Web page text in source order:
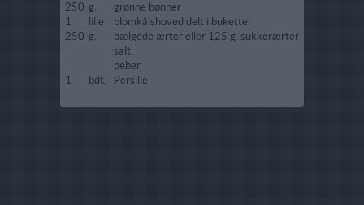
250 g.
grønne bønner
1
lille
blomkålshoved delt i buketter
250 g.
bælgede ærter eller 125 g. sukkerærter
salt
peber
1
bdt. Persille